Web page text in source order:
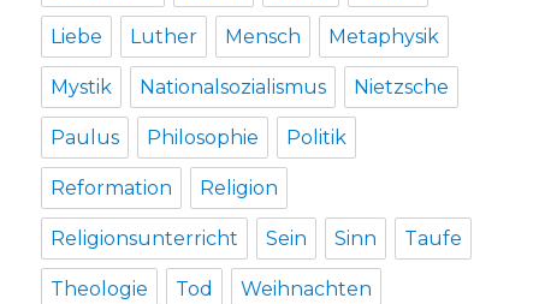
Liebe Luther Mensch Metaphysik
Mystik Nationalsozialismus Nietzsche
Paulus Philosophie Politik
Reformation Religion
Religionsunterricht Sein Sinn Taufe
Theologie Tod Weihnachten